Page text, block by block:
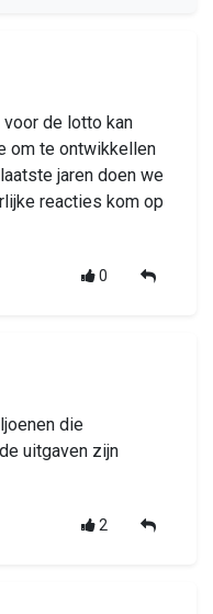
de lotto kan
om te ontwikkellen
jaren doen we
reacties kom op
0
die
uitgaven zijn
2